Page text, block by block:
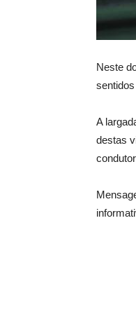
Neste
A
destas